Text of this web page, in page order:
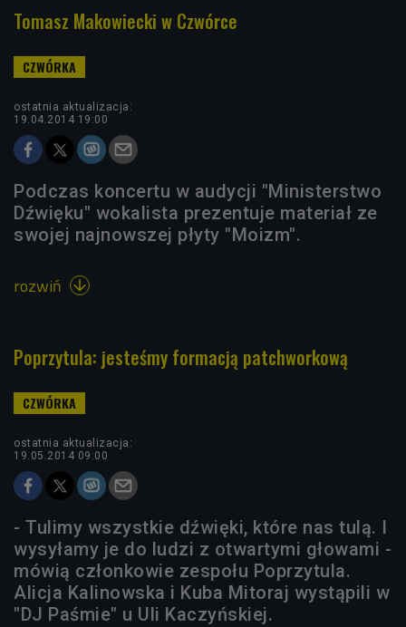
Tomasz Makowiecki w Czwórce
ostatnia aktualizacja:
19.04.2014 19:00
Podczas koncertu w audycji "Ministerstwo
Dźwięku" wokalista prezentuje materiał ze
swojej najnowszej płyty "Moizm".
rozwiń 
Poprzytula: jesteśmy formacją patchworkową
ostatnia aktualizacja:
19.05.2014 09:00
- Tulimy wszystkie dźwięki, które nas tulą. I
wysyłamy je do ludzi z otwartymi głowami -
mówią członkowie zespołu Poprzytula.
Alicja Kalinowska i Kuba Mitoraj wystąpili w
"DJ Paśmie" u Uli Kaczyńskiej.